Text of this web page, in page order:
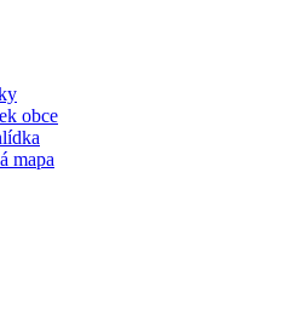
obce
mapa